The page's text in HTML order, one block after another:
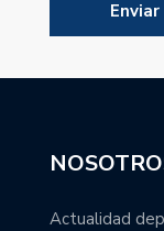
Actualidad